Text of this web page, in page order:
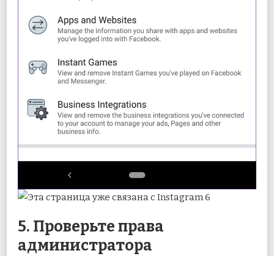
5. Проверьте права
администратора